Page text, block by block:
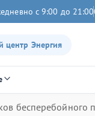
с 9:00 до 21:00
центр Энергия
бесперебойного